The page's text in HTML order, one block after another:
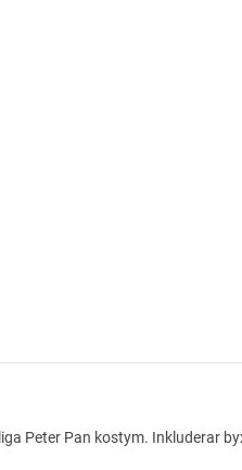
Peter Pan kostym. Inkluderar